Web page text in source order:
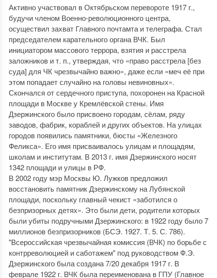
Активно участвовал в Октябрьском перевороте 1917 г.,
будучи членом Военно-революционного центра,
осуществил захват Главного почтамта и телеграфа. Стал
председателем карательного органа ВЧК. Был
инициатором массового террора, взятия и расстрела
заложников и т. п., утверждая, что «право расстрела [без
суда] для ЧК чрезвычайно важно», даже если «меч её при
этом попадает случайно на головы невиновных».
Скончался от сердечного приступа, похоронен на Красной
площади в Москве у Кремлёвской стены. Имя
Дзержинского было присвоено городам, сёлам, ряду
заводов, фабрик, кораблей и других объектов. На улицах
городов появились памятники, бюсты «Железного
Феликса». Его имя присваивалось улицам и площадям,
школам и институтам. В 2013 г. имя Дзержинского носят
1342 площади и улицы в РФ.
В 2002 году мэр Москвы Ю. Лужков предложил
восстановить памятник Дзержинскому на Лубянской
площади, поскольку главный чекист «заботился о
безпризорных детях». Это были дети, родители которых
были убиты подручными Дзержинского: в 1922 году было 7
миллионов безпризорников (БСЭ. 1927. Т. 5. С. 786).
"Всероссийская чрезвычайная комиссия (ВЧК) по борьбе с
контрреволюцией и саботажем" под руководством Ф.Э.
Дзержинского была создана 7/20 декабря 1917 г. В
феврале 1922 г. ВЧК была переименована в ГПУ (Главное